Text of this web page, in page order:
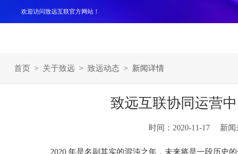
欢迎访问致远互联官方网站！
首页 > 关于致远 > 致远动态 > 新闻详情
致远互联协同运营
时间：2020-11-17 新闻
2020 年是名副其实的混沌之年，未来将是一段历史的